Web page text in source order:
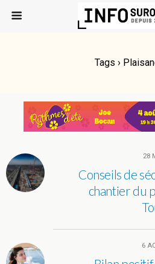
Tags ›
28
Conseils de
chantier du
6